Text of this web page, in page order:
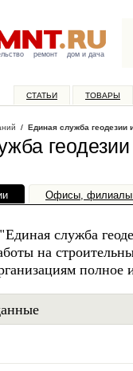
ремонт дом и дача
СТАТЬИ ТОВАРЫ
/ Единая служба
Офисы,
служба
на
полное